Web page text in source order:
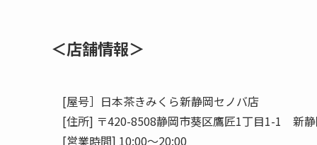
＜店舗情報＞
[屋号］日本茶きみくら新静岡セノバ店
[住所] 〒420-8508静岡市葵区鷹匠1丁目1-1 新
[営業時間] 10:00～20:00